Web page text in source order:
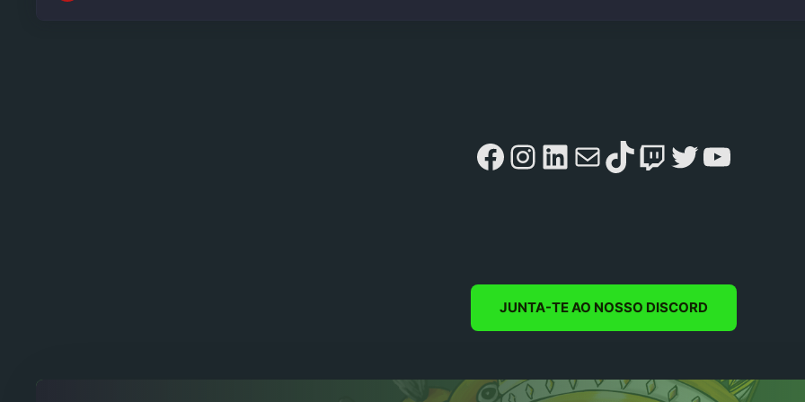
Facebook
Instagram
LinkedIn
MailTikTok
Twitch
Twitter
JUNTA-TE AO NOSSO DISCORD